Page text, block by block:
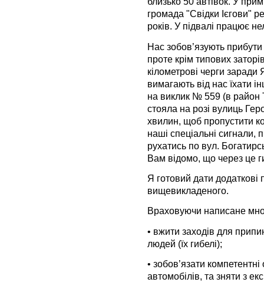
громада "Свідки Ієгови"
років. У підвалі працює
Нас зобов’язують
проте крім типових
кілометрові черги
вимагають від нас їхати
на виклик № 559 (в
стояла на розі вулиць
хвилин, щоб пропустити
наші спеціальні сигнали,
рухатись по вул.
Вам відомо, що через це
Я готовий дати
вищевикладеного.
Враховуючи написане
• вжити заходів для
людей (їх гибелі);
• зобов’язати
автомобілів, та зняти з